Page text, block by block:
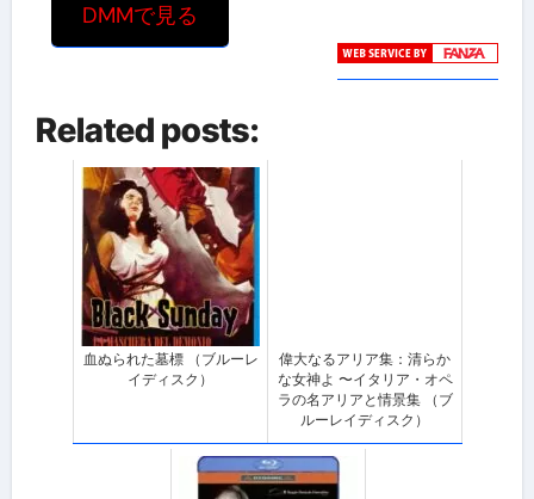
DMMで見る
Related posts:
血ぬられた墓標 （ブルーレ
イディスク）
偉大なるアリア集：清らか
な女神よ 〜イタリア・オペ
ラの名アリアと情景集 （ブ
ルーレイディスク）